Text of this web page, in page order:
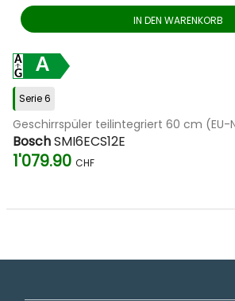
IN DEN WARENKORB
A
Serie 6
Geschirrspüler teilintegriert 60 cm (EU-
BoschSMI6ECS12E
1'079.90 CHF